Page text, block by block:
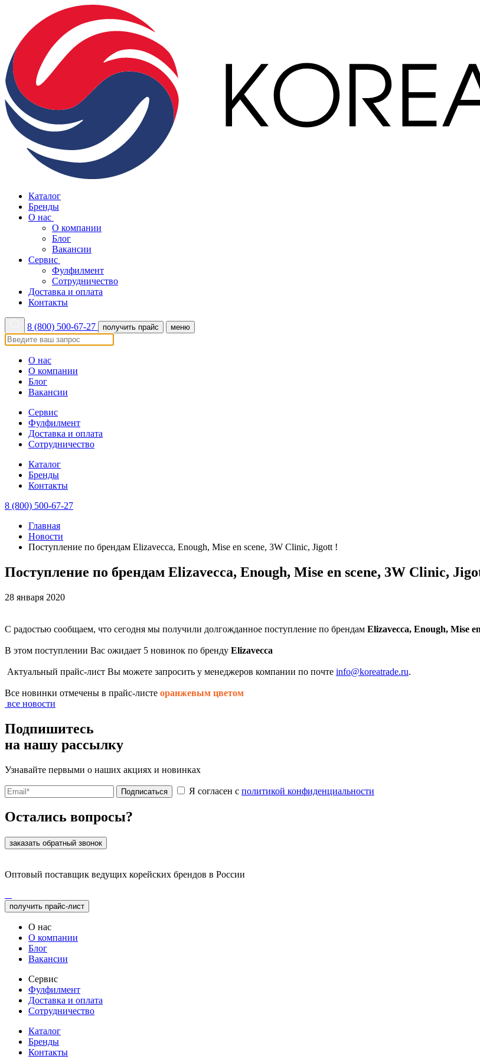
Каталог
Бренды
О нас
О компании
Блог
Вакансии
Сервис
Фулфилмент
Сотрудничество
Доставка и оплата
Контакты
8 (800) 500-67-27 получить прайс меню
О нас
О компании
Блог
Вакансии
Сервис
Фулфилмент
Доставка и оплата
Сотрудничество
Каталог
Бренды
Контакты
8 (800) 500-67-27
Главная
Новости
Поступление по брендам Elizavecca, Enough, Mise en scene, 3W Clinic, Jigott !
Поступление по брендам Elizavecca, Enough, Mise en scene, 3W Clinic,
28 января 2020
С радостью сообщаем, что сегодня мы получили долгожданное поступление по брендам Elizavecca, Enough, Mise
В этом поступлении Вас ожидает 5 новинок по бренду Elizavecca
Актуальный прайс-лист Вы можете запросить у менеджеров компании по почте info@koreatrade.ru.
Все новинки отмечены в прайс-листе оранжевым цветом
все новости
Подпишитесь
на нашу рассылку
Узнавайте первыми о наших акциях и новинках
Подписаться Я согласен с политикой конфиденциальности
Остались вопросы?
заказать обратный звонок
Оптовый поставщик ведущих корейских брендов в России
получить прайс-лист
О нас
О компании
Блог
Вакансии
Сервис
Фулфилмент
Доставка и оплата
Сотрудничество
Каталог
Бренды
Контакты